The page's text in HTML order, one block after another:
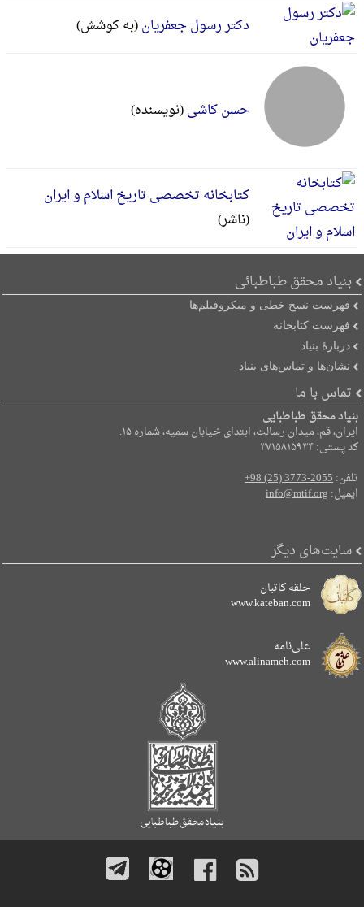
دکتر رسول جعفریان(به کوشش)
حسن کاشی(نویسنده)
کتابخانه تخصصی تاریخ اسلام و ایران
(ناشر)
بنیاد محقق طباطبائی
فهرست نسخ خطی و میکروفیلم‌ها
فهرست کتابخانه
دربارۀ بنیاد
نشان‌ها و تماس‌های بنیاد
تماس با ما
بنیاد محقق طباطبایی
ایران، قم، میدان رسالت، ابتدای خیابان سمیه، شماره ۱۵.
کد پستی: ۳۷۱۵۸۱۵۹۳۴
تلفن:+98 (25) 3773-2055
ایمیل:info@mtif.org
سایت‌های دیگر
حلقه کاتبان
www.kateban.com
علی‌نامه
www.alinameh.com